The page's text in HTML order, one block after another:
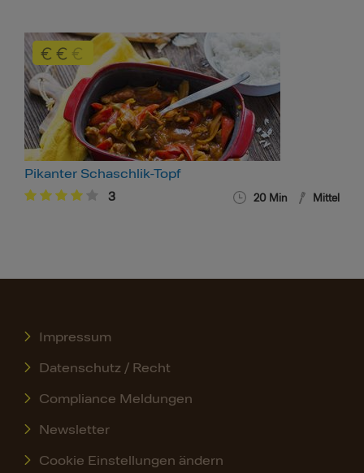
Pikanter Schaschlik-Topf
3 20 Min Mittel
Impressum
Datenschutz / Recht
Compliance Meldungen
Newsletter
Cookie Einstellungen ändern